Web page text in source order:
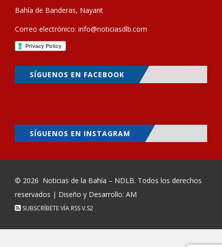
Bahía de Banderas, Nayarit
Correo electrónico: info@noticiasdlb.com
SÍGUENOS EN FACEBOOK
SÍGUENOS EN INSTAGRAM
© 2026 Noticias de la Bahía – NDLB. Todos los derechos
reservados | Diseño y Desarrollo: AM
SUBSCRÍBETE VÍA RSSV.S2